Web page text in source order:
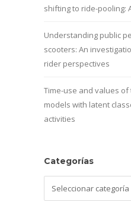
shifting to ride-pooling:
Understanding public
scooters: An
rider perspectives
Time-use and values
models with latent
activities
Categorías